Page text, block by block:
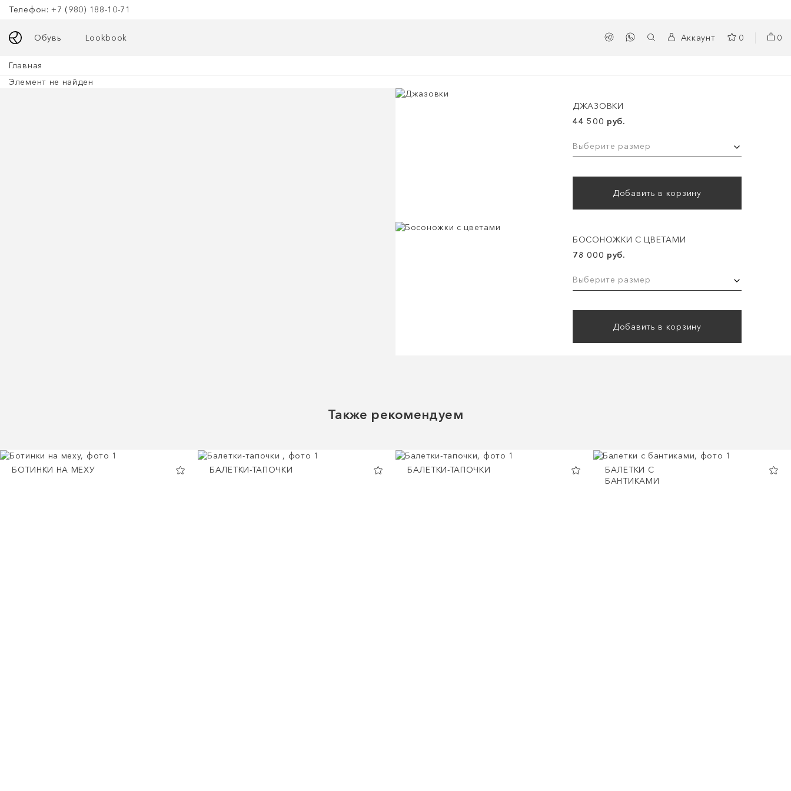
Телефон: +7 (980) 188-10-71
Обувь Lookbook Аккаунт 0 0
Главная
Элемент не найден
ДЖАЗОВКИ
44 500 руб.
Выберите размер
Добавить в корзину
БОСОНОЖКИ С ЦВЕТАМИ
78 000 руб.
Выберите размер
Добавить в корзину
Также рекомендуем
БОТИНКИ НА МЕХУ БАЛЕТКИ-ТАПОЧКИ БАЛЕТКИ-ТАПОЧКИ
БАЛЕТКИ С
БАНТИКАМИ